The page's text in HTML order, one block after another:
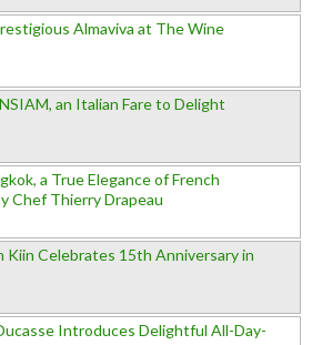
Almaviva at The Wine
an Italian Fare to Delight
a True Elegance of French
Chef Thierry Drapeau
Kiin Celebrates 15th Anniversary in
Introduces Delightful All-Day-